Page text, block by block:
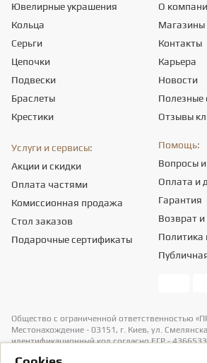
Ювелирные украшения
Кольца
Серьги
Цепочки
Подвески
Браслеты
Крестики
О
Магазины
Контакты
Карьера
Новости
Полезные
Отзывы
Услуги и сервисы:
Акции и скидки
Оплата частями
Комиссионная продажа
Стол заказов
Подарочные сертификаты
Помощь:
Вопросы
Оплата и
Гарантия
Возврат
Политика
Общество с ограниченной ответственностью
Местонахождение - 03151, г. Киев, ул.
идентификационный код согласно ЕГР -
Информация о стоимости доставки содержится